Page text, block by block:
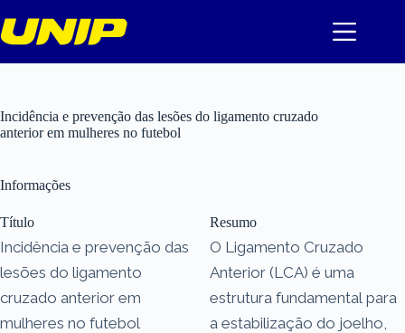
para
o
Incidência e prevenção das lesões do ligamento cruzado
anterior em mulheres no futebol
Informações
Título
Incidência e prevenção das
lesões do ligamento
cruzado anterior em
mulheres no futebol
Resumo
O Ligamento Cruzado
Anterior (LCA) é uma
estrutura fundamental para
a estabilização do joelho,